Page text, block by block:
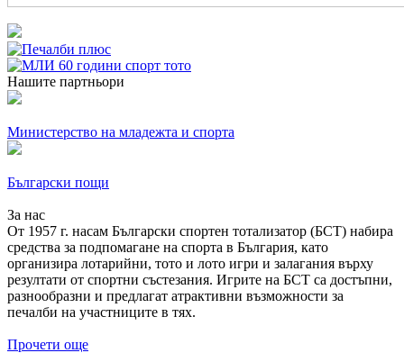
Нашите партньори
Министерство на младежта и спорта
Български пощи
За нас
От 1957 г. насам Български спортен тотализатор (БСТ) набира
средства за подпомагане на спорта в България, като
организира лотарийни, тото и лото игри и залагания върху
резултати от спортни състезания. Игрите на БСТ са достъпни,
разнообразни и предлагат атрактивни възможности за
печалби на участниците в тях.
Прочети още